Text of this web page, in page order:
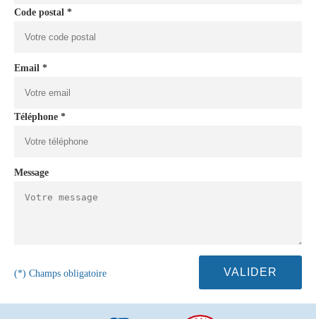
Code postal *
Email *
Téléphone *
Message
(*) Champs obligatoire